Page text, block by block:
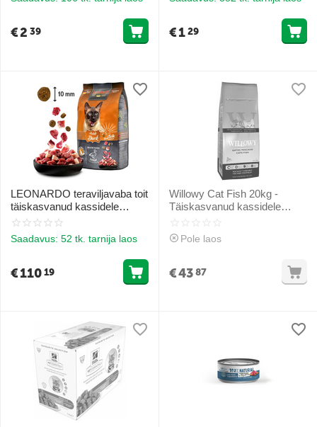
€2 39 €129
LEONARDO teraviljavaba toit
täiskasvanud kassidele
pardiga 15 kg
Saadavus: 52 tk. tarnija laos
€11019
Willowy Cat Fish 20kg -
Täiskasvanud kassidele
Pole laos
€4387